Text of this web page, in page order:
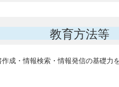
教育方法等
成・情報検索・情報発信の基礎